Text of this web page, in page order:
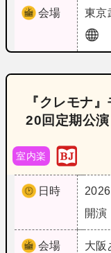
会場 東京
『クレモナ
20回定期公演
室内楽
日時
開演
会場 大阪